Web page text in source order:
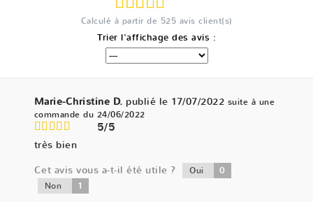
Calculé à partir de 525 avis client(s)
Trier l'affichage des avis :
Marie-Christine D.publié le 17/07/2022 suite à une
commande du 24/06/2022
5/5
très bien
Cet avis vous a-t-il été utile ?
Oui 0
Non 1